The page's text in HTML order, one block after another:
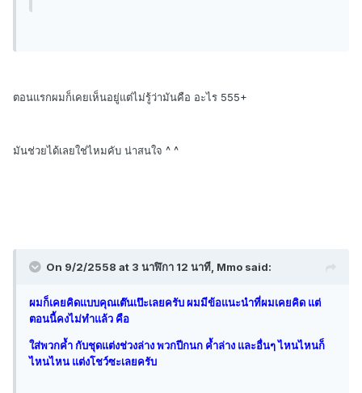
ตอนแรกผมก็เคยเห็นอยู่แต่ไม่รู้ว่ามันคือ อะไร 555+
มันช่วยได้เลยใช่ไหมคับ น่าสนใจ ^ ^
On 9/2/2558 at 3 นาฬิกา 12 นาที, Mmo said:
ผมก็เคยคิดแบบคุณเต๊นเป๊ะเลยครับ ผมมีข้อแนะนำที่ผมเคยคิด แต่
ตอนนี้คงไม่ทำแล้ว คือ
ใส่พวกค้ำ กับชุดแต่งช่วงล่าง พวกปีกนก ค้ำล่าง และอื่นๆ ไหนไหนก็
ไหนไหน แต่งโชว์ซะเลยครับ